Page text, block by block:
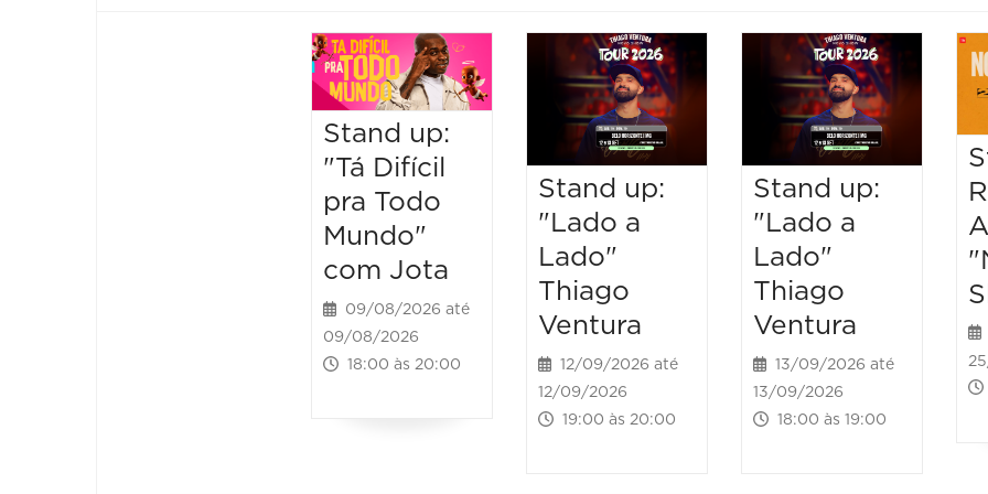
Stand up:
"Tá Difícil
pra Todo
Mundo"
com Jota
09/08/2026 até
09/08/2026
18:00 às 20:00
Stand up:
"Lado a
Lado"
Thiago
Ventura
12/09/2026 até
12/09/2026
19:00 às 20:00
Stand up:
"Lado a
Lado"
Thiago
Ventura
13/09/2026 até
13/09/2026
18:00 às 19:00